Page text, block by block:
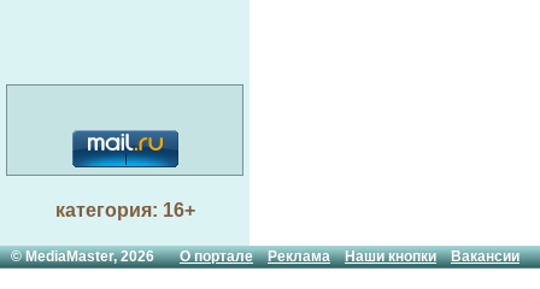
категория: 16+
© MediaMaster, 2026О портале Реклама Наши кнопки Вакансии